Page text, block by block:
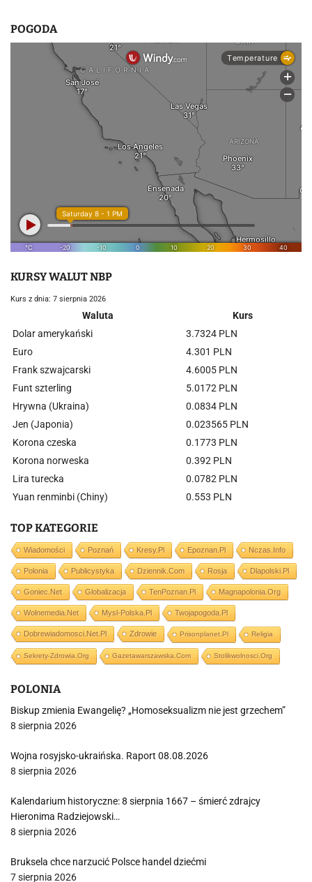
POGODA
KURSY WALUT NBP
Kurs z dnia: 7 sierpnia 2026
Waluta
Kurs
Dolar amerykański
3.7324 PLN
Euro
4.301 PLN
Frank szwajcarski
4.6005 PLN
Funt szterling
5.0172 PLN
Hrywna (Ukraina)
0.0834 PLN
Jen (Japonia)
0.023565 PLN
Korona czeska
0.1773 PLN
Korona norweska
0.392 PLN
Lira turecka
0.0782 PLN
Yuan renminbi (Chiny)
0.553 PLN
TOP KATEGORIE
Wiadomości Poznań Kresy.pl Epoznan.pl Nczas.info
Polonia Publicystyka Dziennik.com Rosja Dlapolski.pl
Goniec.net Globalizacja TenPoznan.pl Magnapolonia.org
Wolnemedia.net Mysl-Polska.pl Twojapogoda.pl
Dobrewiadomosci.net.pl Zdrowie Prisonplanet.pl Religia
Sekrety-Zdrowia.org Gazetawarszawska.com Stolikwolnosci.org
POLONIA
Biskup zmienia Ewangelię? „Homoseksualizm nie jest grzechem”
8 sierpnia 2026
Wojna rosyjsko-ukraińska. Raport 08.08.2026
8 sierpnia 2026
Kalendarium historyczne: 8 sierpnia 1667 – śmierć zdrajcy
Hieronima Radziejowski…
8 sierpnia 2026
Bruksela chce narzucić Polsce handel dziećmi
7 sierpnia 2026